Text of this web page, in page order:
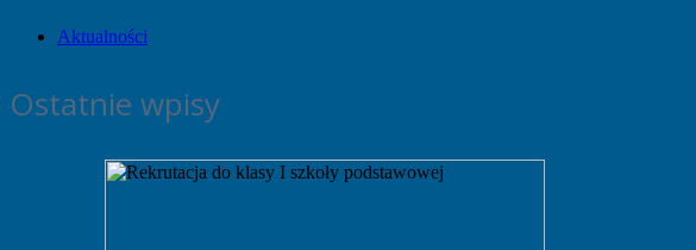
Aktualności
Ostatnie wpisy